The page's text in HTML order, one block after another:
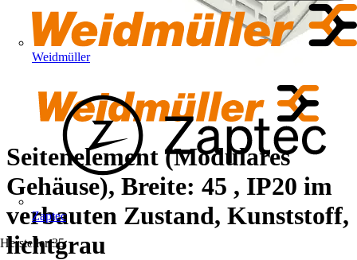
Weidmüller
Zaptec
Hersteller 35
Seitenelement (Modulares
Gehäuse), Breite: 45 , IP20 im
verbauten Zustand, Kunststoff,
lichtgrau